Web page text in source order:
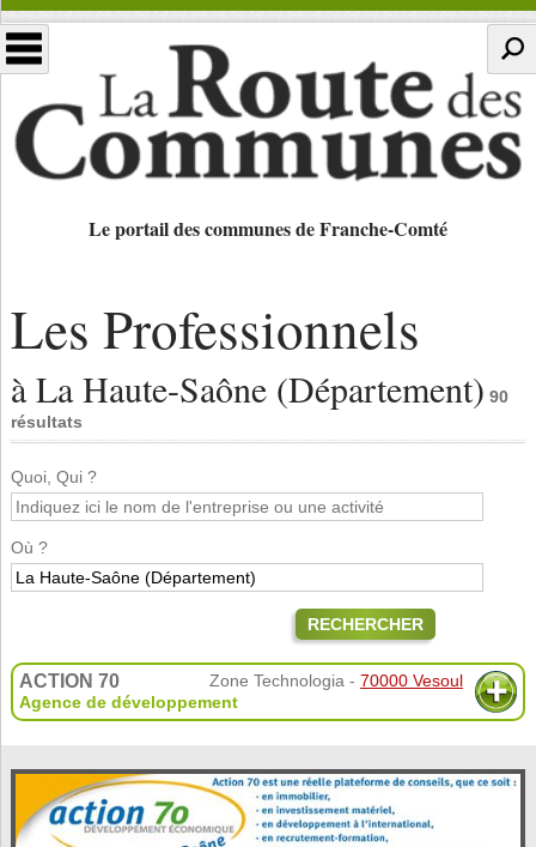
Le portail des communes de Franche-Comté
Les Professionnels
à La Haute-Saône (Département) 90
résultats
Quoi, Qui ?
Où ?
RECHERCHER
ACTION 70 Zone Technologia -70000 Vesoul
Agence de développement